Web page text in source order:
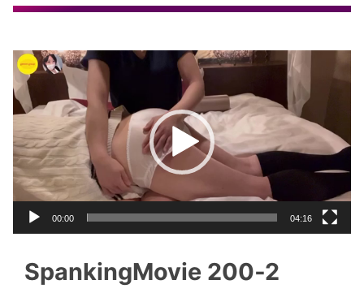
動
プ
レ
ー
ヤ
00:00 04:16
SpankingMovie 200‐2